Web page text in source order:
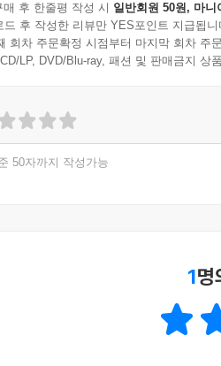
후 한줄평 작성 시 일반회원 50원, 마니
드 후 작성한 리뷰만 YES포인트 지급됩니
회차 주문확정 시점부터 마지막 회차 주
LP, DVD/Blu-ray, 패션 및 판매금지 상
50자까지 작성가능
1명